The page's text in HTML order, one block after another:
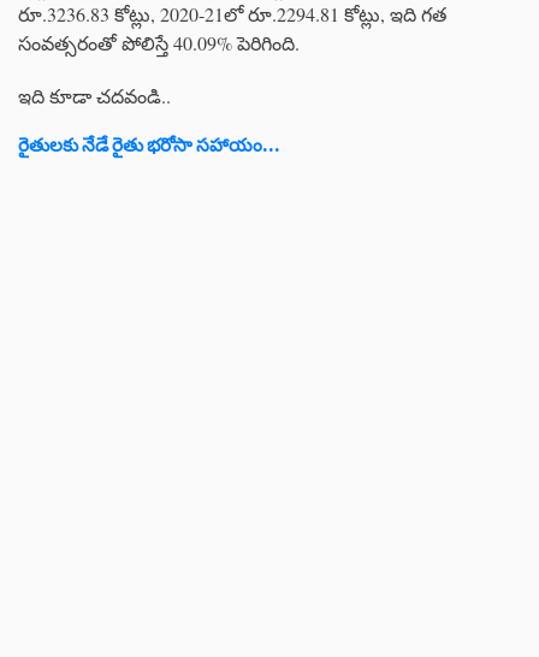
రూ.3236.83 కోట్లు, 2020-21లో రూ.2294.81 కోట్లు, ఇది గత
సంవత్సరంతో పోలిస్తే 40.09% పెరిగింది.
ఇది కూడా చదవండి..
రైతులకు నేడే రైతు భరోసా సహాయం...